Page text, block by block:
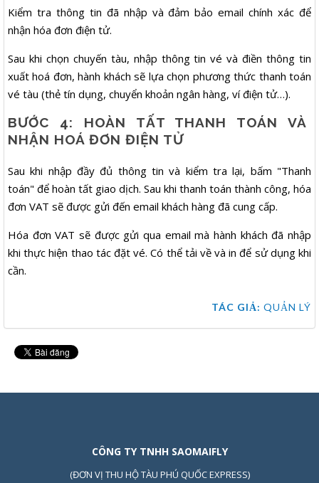
Kiểm tra thông tin đã nhập và đảm bảo email chính xác để
nhận hóa đơn điện tử.
Sau khi chọn chuyến tàu, nhập thông tin vé và điền thông tin
xuất hoá đơn, hành khách sẽ lựa chọn phương thức thanh toán
vé tàu (thẻ tín dụng, chuyển khoản ngân hàng, ví điện tử…).
BƯỚC 4: HOÀN TẤT THANH TOÁN VÀ
NHẬN HOÁ ĐƠN ĐIỆN TỬ
Sau khi nhập đầy đủ thông tin và kiểm tra lại, bấm "Thanh
toán" để hoàn tất giao dịch. Sau khi thanh toán thành công, hóa
đơn VAT sẽ được gửi đến email khách hàng đã cung cấp.
Hóa đơn VAT sẽ được gửi qua email mà hành khách đã nhập
khi thực hiện thao tác đặt vé. Có thể tải về và in để sử dụng khi
cần.
TÁC GIẢ: QUẢN LÝ
CÔNG TY TNHH SAOMAIFLY
(ĐƠN VỊ THU HỘ TÀU PHÚ QUỐC EXPRESS)